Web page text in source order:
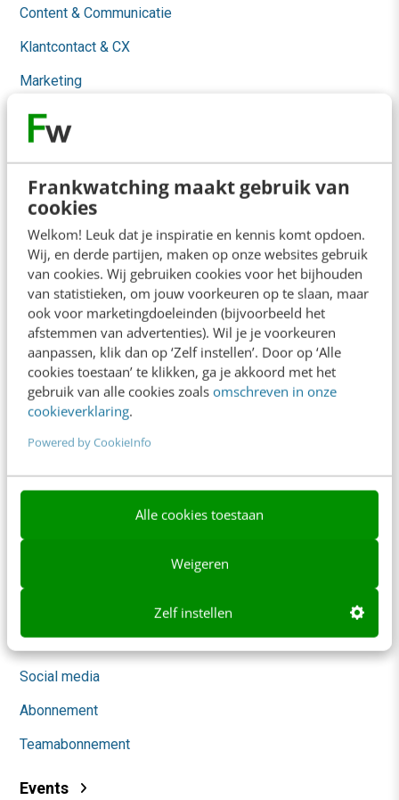
Frankwatching maakt gebruik van
cookies
Welkom! Leuk dat je inspiratie en kennis komt opdoen.
Wij, en derde partijen, maken op onze websites gebruik
van cookies. Wij gebruiken cookies voor het bijhouden
van statistieken, om jouw voorkeuren op te slaan, maar
ook voor marketingdoeleinden (bijvoorbeeld het
afstemmen van advertenties). Wil je je voorkeuren
aanpassen, klik dan op ‘Zelf instellen’. Door op ‘Alle
cookies toestaan’ te klikken, ga je akkoord met het
gebruik van alle cookies zoals omschreven in onze
cookieverklaring.
Powered by CookieInfo
Alle cookies toestaan
Weigeren
Zelf instellen
Content & Communicatie
Klantcontact & CX
Marketing
Social
Themanieuwsbrieven
Community
Academy
Agenda
Mastercourses
Trainingen
Opleidingen
Incompany
AI
Skills
Social media
Abonnement
Teamabonnement
Events